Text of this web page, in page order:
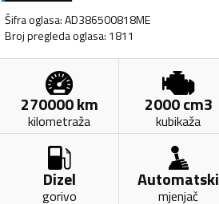
Šifra oglasa:AD386500818ME
Broj pregleda oglasa: 1811
270000km
kilometraža
2000cm3
kubikaža
Dizel
gorivo
Automatski
mjenjač